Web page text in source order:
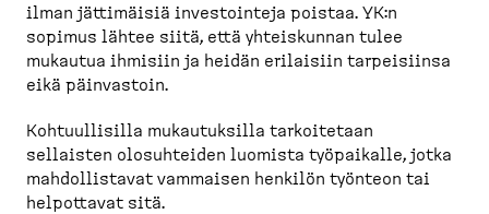
ilman jättimäisiä investointeja poistaa. YK:n
sopimus lähtee siitä, että yhteis­kunnan tulee
mukautua ihmisiin ja heidän erilaisiin tarpei­siinsa
eikä päinvastoin.
Kohtuul­lisilla mukautuksilla tarkoi­tetaan
sellaisten olosuh­teiden luomista työpaikalle, jotka
mahdol­listavat vammaisen henkilön työnteon tai
helpottavat sitä.